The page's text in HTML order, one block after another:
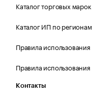
Каталог торговых марок
Каталог ИП по регионам
Правила использования
Правила
Контакты